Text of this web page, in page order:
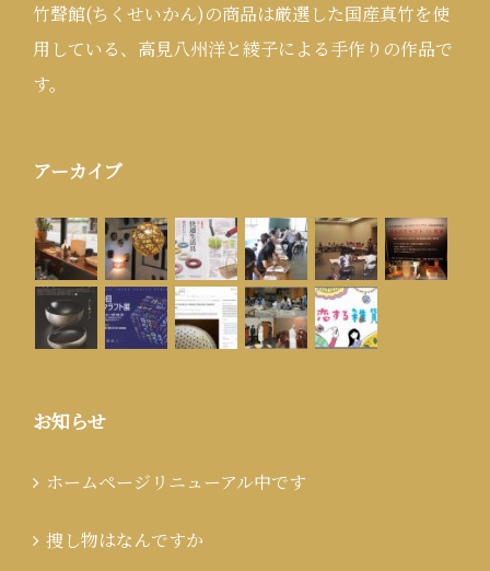
竹聲館(ちくせいかん)の商品は厳選した国産真竹を使
用している、高見八州洋と綾子による手作りの作品で
す。
アーカイブ
お知らせ
ホームページリニューアル中です
捜し物はなんですか